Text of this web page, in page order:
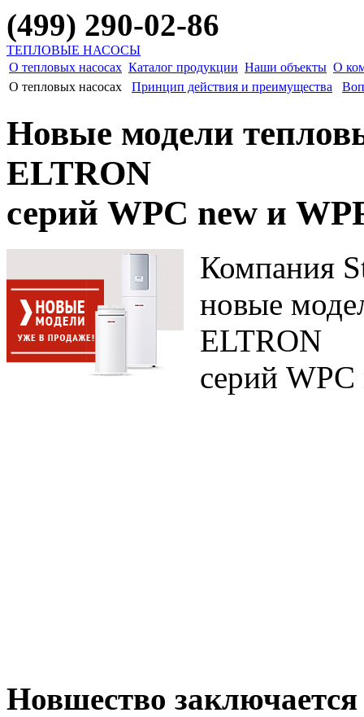
(499) 290-02-86
ТЕПЛОВЫЕ НАСОСЫ
О тепловых насосах Каталог продукции Наши объекты О
О тепловых насосах
Принцип действия и преимущества
Новые модели
ELTRON
серий WPC new и
Компания
новые
ELTRON
серий
Новшество